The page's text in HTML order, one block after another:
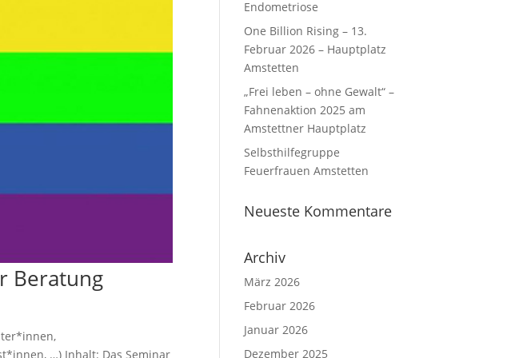
Beratung
…) Inhalt: Das Seminar
Endometriose
One Billion Rising – 13.
Februar 2026 – Hauptplatz
Amstetten
„Frei leben – ohne Gewalt“ –
Fahnenaktion 2025 am
Amstettner Hauptplatz
Selbsthilfegruppe
Feuerfrauen Amstetten
Neueste Kommentare
Archiv
März 2026
Februar 2026
Januar 2026
Dezember 2025